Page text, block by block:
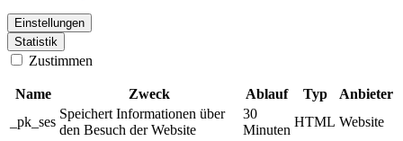
Einstellungen
Statistik
Zustimmen
Name Zweck Ablauf Typ
Anbieter
_pk_ses
Speichert Informationen über
den Besuch der Website
30
Minuten
HTML Website